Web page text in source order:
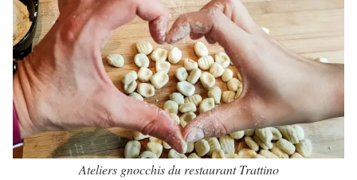
Ateliers gnocchis du restaurant Trattino